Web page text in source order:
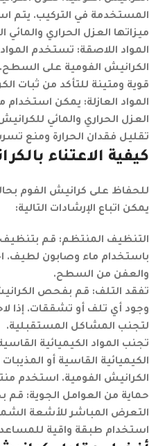
المستخدمة في التركيب. يتم
ميزاتها العزل الحراري والمائي
المواد اللاصقة: تستخدم المواد
الكرانيش الفومية على
قوية ومتينة للتأكد من ثبات
المواد العازلة: يمكن استخدام
العزل الحراري والمائي
تقليل فقدان الحرارة ومنع
كيفية الاعتناء
للحفاظ على كرانيش الفوم
يمكن اتباع الإرشادات التالية:
التنظيف المنتظم: قم بتنظيف
باستخدام ماء وصابون لطيف.
والعفن من السطح.
تفقد التلف: قم بفحص
وجود أي تلف أو تشققات. إذا
لتجنب المشاكل المستقبلية.
تجنب المواد الكيميائية
الكيميائية القاسية أو
الكرانيش الفومية. استخدم
حماية من العوامل الجوية: قم
التعرض المباشر للأشعة
استخدام طبقة واقية